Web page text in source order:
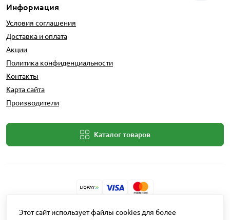
Информация
Условия соглашения
Доставка и оплата
Акции
Политика конфиденциальности
Контакты
Карта сайта
Производители
Каталог товаров
Разработчик: Intent Solutions
Этот сайт использует файлы cookies для более